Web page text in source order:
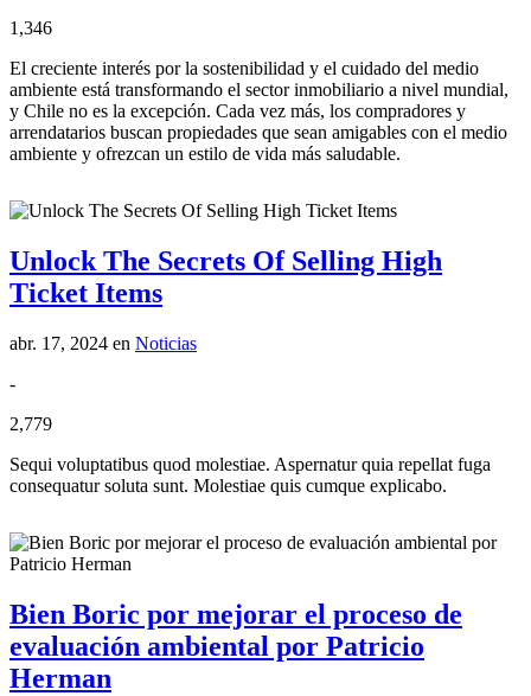
1,346
El creciente interés por la sostenibilidad y el cuidado del medio
ambiente está transformando el sector inmobiliario a nivel mundial,
y Chile no es la excepción. Cada vez más, los compradores y
arrendatarios buscan propiedades que sean amigables con el medio
ambiente y ofrezcan un estilo de vida más saludable.
Unlock The Secrets Of Selling High
Ticket Items
abr. 17, 2024 en Noticias
-
2,779
Sequi voluptatibus quod molestiae. Aspernatur quia repellat fuga
consequatur soluta sunt. Molestiae quis cumque explicabo.
Bien Boric por mejorar el proceso de
evaluación ambiental por Patricio
Herman